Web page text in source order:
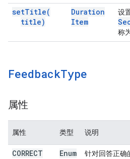
setTitle(
title)
Duration
Item
设
称
FeedbackType
属性
属性 类型 说明
CORRECT Enum
针对回答正确